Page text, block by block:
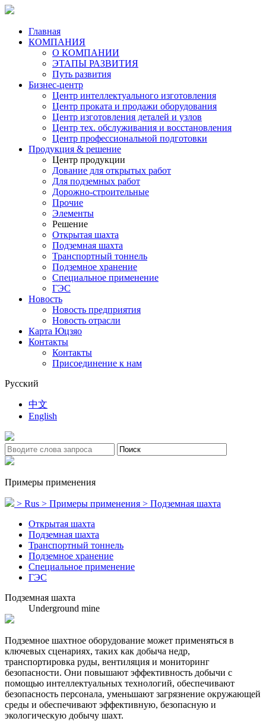
Главная
КОМПАНИЯ
О КОМПАНИИ
ЭТАПЫ РАЗВИТИЯ
Путь развития
Бизнес-центр
Центр интеллектуального изготовления
Центр проката и продажи оборудования
Центр изготовления деталей и узлов
Центр тех. обслуживания и восстановления
Центр профессиональной подготовки
Продукция & решение
Центр продукции
Дование для открытых работ
Для подземных работ
Дорожно-строительные
Прочие
Элементы
Решение
Открытая шахта
Подземная шахта
Транспортный тоннель
Подземное хранение
Специальное применение
ГЭС
Новость
Новость предприятия
Новость отрасли
Карта Юцзяо
Контакты
Контакты
Присоединение к нам
Русский
中文
English
Примеры применения
> Rus > Примеры применения > Подземная шахта
Открытая шахта
Подземная шахта
Транспортный тоннель
Подземное хранение
Специальное применение
ГЭС
Подземная шахта
Underground mine
Подземное шахтное оборудование может применяться в
ключевых сценариях, таких как добыча недр,
транспортировка руды, вентиляция и мониторинг
безопасности. Они повышают эффективность добычи с
помощью интеллектуальных технологий, обеспечивают
безопасность персонала, уменьшают загрязнение окружающей
среды и обеспечивают эффективную, безопасную и
экологическую добычу шахт.